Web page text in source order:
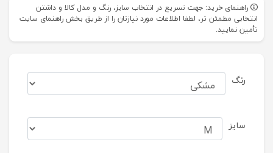
راهنمای خرید: جهت تسریع در انتخاب سایز، رنگ و مدل کالا و داشتن
انتخابی مطمئن تر، لطفا اطلاعات مورد نیازتان را از طریق بخش راهنمای سایت
تأمین نمایید.
رنگ
سایز